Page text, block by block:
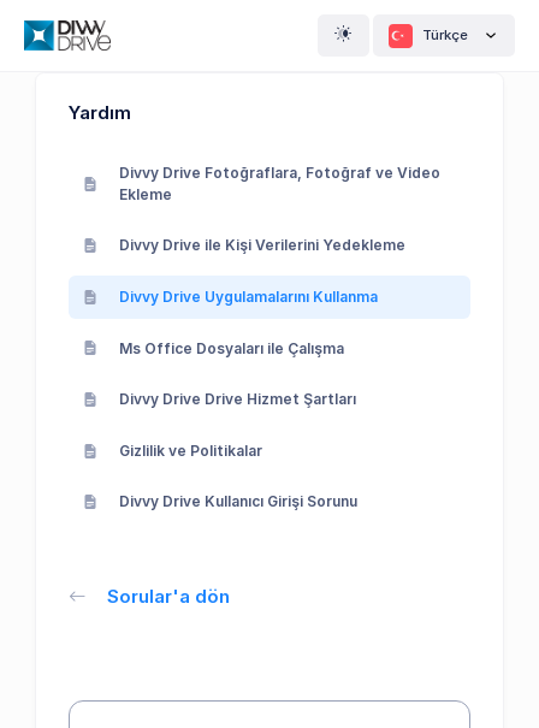
Türkçe
Yardım
Divvy Drive Fotoğraflara, Fotoğraf ve Video
Ekleme
Divvy Drive ile Kişi Verilerini Yedekleme
Divvy Drive Uygulamalarını Kullanma
Ms Office Dosyaları ile Çalışma
Divvy Drive Drive Hizmet Şartları
Gizlilik ve Politikalar
Divvy Drive Kullanıcı Girişi Sorunu
Sorular'a dön